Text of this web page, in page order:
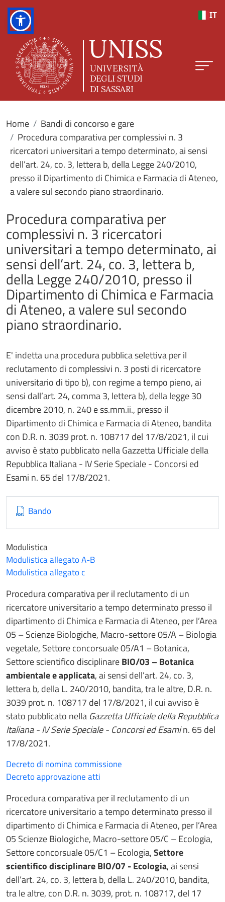
IT
Home
Bandi di concorso e gare
Procedura comparativa per complessivi n. 3
ricercatori universitari a tempo determinato, ai sensi
dell’art. 24, co. 3, lettera b, della Legge 240/2010,
presso il Dipartimento di Chimica e Farmacia di Ateneo,
a valere sul secondo piano straordinario.
Procedura comparativa per
complessivi n. 3 ricercatori
universitari a tempo determinato, ai
sensi dell’art. 24, co. 3, lettera b,
della Legge 240/2010, presso il
Dipartimento di Chimica e Farmacia
di Ateneo, a valere sul secondo
piano straordinario.
E' indetta una procedura pubblica selettiva per il
reclutamento di complessivi n. 3 posti di ricercatore
universitario di tipo b), con regime a tempo pieno, ai
sensi dall’art. 24, comma 3, lettera b), della legge 30
dicembre 2010, n. 240 e ss.mm.ii., presso il
Dipartimento di Chimica e Farmacia di Ateneo, bandita
con D.R. n. 3039 prot. n. 108717 del 17/8/2021, il cui
avviso è stato pubblicato nella Gazzetta Ufficiale della
Repubblica Italiana - IV Serie Speciale - Concorsi ed
Esami n. 65 del 17/8/2021.
Bando
Modulistica
Modulistica allegato A-B
Modulistica allegato c
Procedura comparativa per il reclutamento di un
ricercatore universitario a tempo determinato presso il
dipartimento di Chimica e Farmacia di Ateneo, per l’Area
05 – Scienze Biologiche, Macro-settore 05/A – Biologia
vegetale, Settore concorsuale 05/A1 – Botanica,
Settore scientifico disciplinareBIO/03 – Botanica
ambientale e applicata, ai sensi dell’art. 24, co. 3,
lettera b, della L. 240/2010, bandita, tra le altre, D.R. n.
3039 prot. n. 108717 del 17/8/2021, il cui avviso è
stato pubblicato nella Gazzetta Ufficiale della Repubblica
Italiana - IV Serie Speciale - Concorsi ed Esamin. 65 del
17/8/2021.
Decreto di nomina commissione
Decreto approvazione atti
Procedura comparativa per il reclutamento di un
ricercatore universitario a tempo determinato presso il
dipartimento di Chimica e Farmacia di Ateneo, per l’Area
05 Scienze Biologiche, Macro-settore 05/C – Ecologia,
Settore concorsuale 05/C1 – Ecologia,Settore
scientifico disciplinare BIO/07 - Ecologia, ai sensi
dell’art. 24, co. 3, lettera b, della L. 240/2010, bandita,
tra le altre, con D.R. n. 3039, prot. n. 108717, del 17